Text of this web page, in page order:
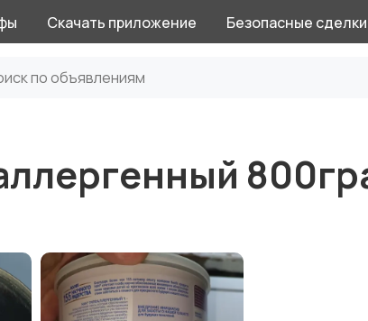
Скачать приложение Безопасные сделки